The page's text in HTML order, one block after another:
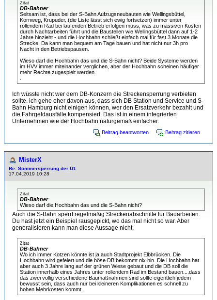
Zitat
DB-Bahner
Seltsam ist, dass bei der S-Bahn Aufzugsneubauten wie Wellingsbüttel,
Kornweg, Krupuder..(die Liste lässt sich ewig fortsetzen) immer unter
rollendem Rad bei laufenden Betrieb erfolgen muss, was zu massiven Kosten
durch Nachtarbeiten führt und die Baustellen wie Wellingsbüttel dann auf 1-2
Jahre hinzieht - und die Hochbahn schließt einfach mal für fast 3 Monate die
Strecke. Da kann man bequem am Tage bauen und hat nicht nur 3h pro
Nacht in den Betriebspausen.
Wieso darf die Hochbahn das und die S-Bahn nicht? Beide Systeme werden
im HVV immer miteinander verglichen, aber der Hochbahn scheinen häufiger
mehr Rechte zugespielt werden.
Ich wüsste nicht wer dem DB-Konzern die Streckensperrung verbieten
sollte. ich gehe eher davon aus, dass sich DB Station und Service und S-
Bahn Hamburg nicht einigen können, wer den Ersatzverkehr bezahlt und
die Fahrgeldausfälle kompensiert. Das ist in einem integrierten
Unternehmen wie der Hochbahn naturgemäß einfacher.
Beitrag beantworten Beitrag zitieren
MisterX
Re: Sommersperrung der U1
17.04.2019 10:28
Zitat
DB-Bahner
Wieso darf die Hochbahn das und die S-Bahn nicht?
Auch die S-Bahn sperrt regelmäßig Streckenabschnitte für Bauarbeiten.
Du hast jetzt ein Beispiel rausgepickt, wo das mal nicht so war. Aber
generalisieren kann man diese Aussage nicht.
Zitat
DB-Bahner
Wo ich immer Kotzen könnte ist ja auch Stadtprojekt Elbbrücken. Die
Hochbahn wird gefeiert und die böse DB bekommt nix hin. Die Hochbahn hat
aber auch 3 Jahre lang auf der grünen Wiese gebaut und die DB soll die
Station innerhalb eines Jahres unter rollendem Rad im Bestand bauen....dass
das zwei völlig verschiedene Baumaßnahmen sind sollte eigentlich jedem
bewusst sein, dass auch nur bei kleineren Komplikationen es schnell zu
hohen Mehrkosten kommt.